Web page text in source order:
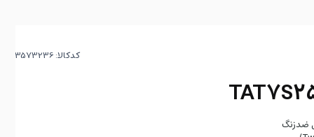
کدکالا:
ضدزنگ